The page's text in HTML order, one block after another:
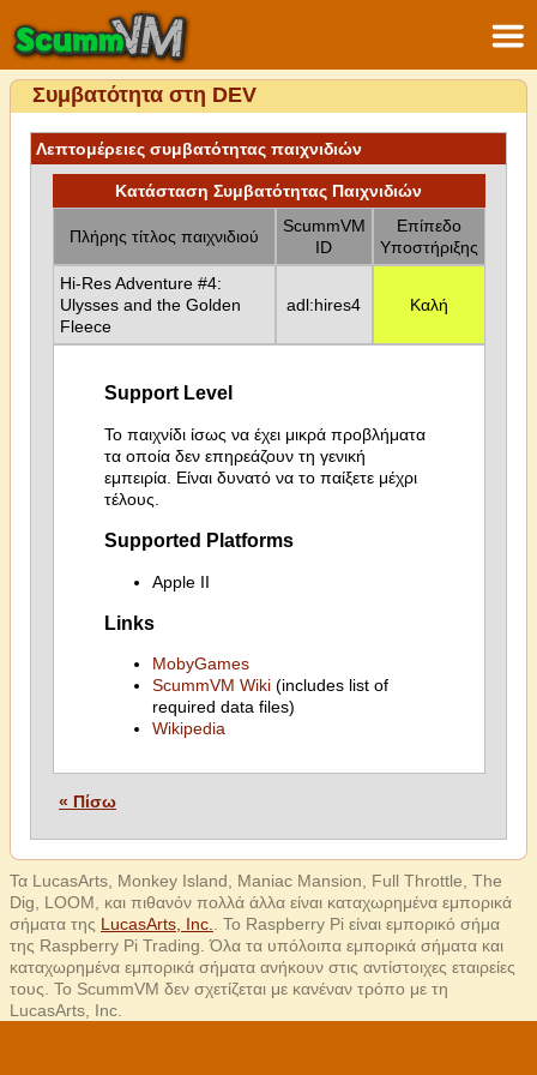
Συμβατότητα στη DEV
Λεπτομέρειες συμβατότητας παιχνιδιών
Κατάσταση Συμβατότητας Παιχνιδιών
Πλήρης τίτλος παιχνιδιού
ScummVM
ID
Επίπεδο
Υποστήριξης
Hi-Res Adventure #4:
Ulysses and the Golden
Fleece
adl:hires4 Καλή
Support Level
Το παιχνίδι ίσως να έχει μικρά προβλήματα
τα οποία δεν επηρεάζουν τη γενική
εμπειρία. Είναι δυνατό να το παίξετε μέχρι
τέλους.
Supported Platforms
Apple II
Links
MobyGames
ScummVM Wiki(includes list of
required data files)
Wikipedia
« Πίσω
Τα LucasArts, Monkey Island, Maniac Mansion, Full Throttle, The
Dig, LOOM, και πιθανόν πολλά άλλα είναι καταχωρημένα εμπορικά
σήματα της LucasArts, Inc.
. Το Raspberry Pi είναι εμπορικό σήμα
της Raspberry Pi Trading. Όλα τα υπόλοιπα εμπορικά σήματα και
καταχωρημένα εμπορικά σήματα ανήκουν στις αντίστοιχες εταιρείες
τους. Το ScummVM δεν σχετίζεται με κανέναν τρόπο με τη
LucasArts, Inc.